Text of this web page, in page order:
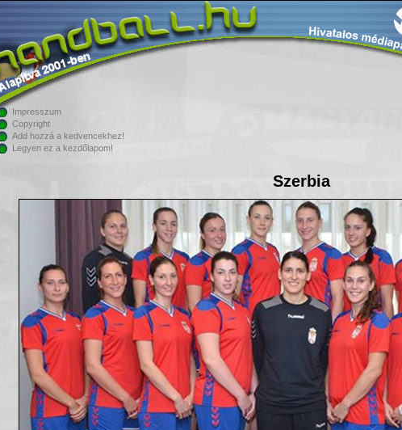
Impresszum
Copyright
Add hozzá a kedvencekhez!
Legyen ez a kezdőlapom!
Szerbia